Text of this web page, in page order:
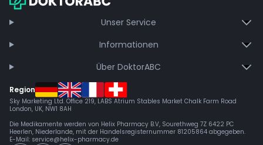
Unser Service
Informationen
Über DoktorABC
Region
Sky Marketing Ltd. Office 219, LABS Atrium Stables Market Chalk Farm Road
London, UK, NW1 8AH
Die Medikamente werden von Helix Pharmacy B.V, Sourethweg 7Z 6422 PC
Heerlen, Niederlande, mit der Handelsregisternummer 81205864 abgegeben.
E-Mail: service@helix-pharmacy.de